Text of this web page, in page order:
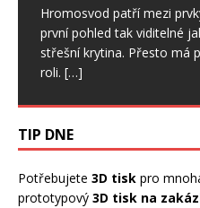
Hromosvod patří mezi
první pohled tak viditelné
střešní krytina. Přesto má
roli. […]
většího problému. Ptáci
výztužnou vrstvu i
míře je pro nás důležitý.
začíná ovlivňovat celý
TIP DNE
Potřebujete 3D tisk pro
prototypový 3D tisk na